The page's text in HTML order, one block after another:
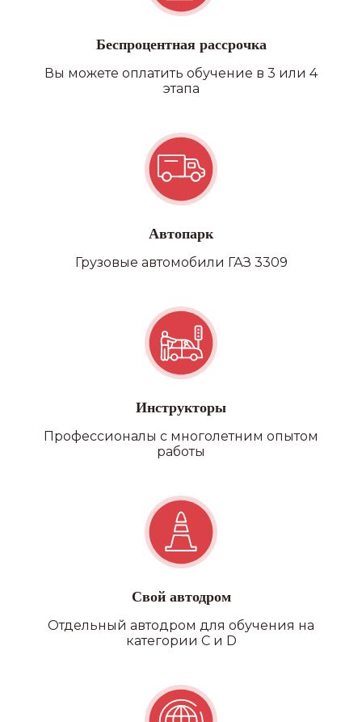
Беспроцентная рассрочка
Вы можете оплатить обучение в 3 или 4
этапа
Автопарк
Грузовые автомобили ГАЗ 3309
Инструкторы
Профессионалы с многолетним опытом
работы
Свой автодром
Отдельный автодром для обучения на
категории C и D
филиалы